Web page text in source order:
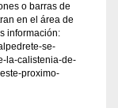
o barras de
en el área de
información:
se-
la-calistenia-de-
proximo-